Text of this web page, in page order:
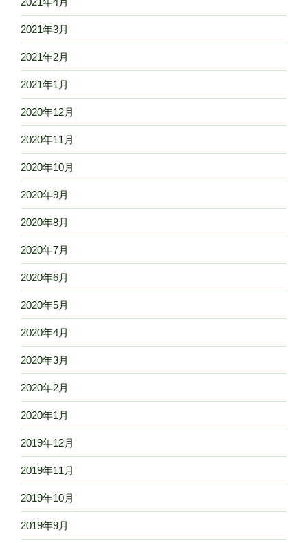
2021年3月
2021年2月
2021年1月
2020年12月
2020年11月
2020年10月
2020年9月
2020年8月
2020年7月
2020年6月
2020年5月
2020年4月
2020年3月
2020年2月
2020年1月
2019年12月
2019年11月
2019年10月
2019年9月